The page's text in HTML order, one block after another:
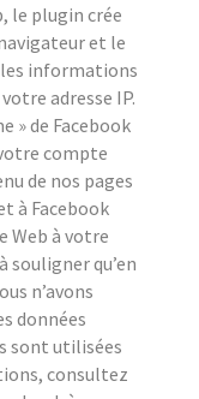
le plugin crée
et le
les informations
adresse IP.
» de Facebook
compte
de nos pages
à Facebook
Web à votre
souligner qu’en
n’avons
données
sont utilisées
consultez